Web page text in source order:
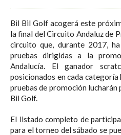
Bil Bil Golf acogerá este
la final del Circuito Andaluz de
circuito que, durante 2017,
pruebas dirigidas a la
Andalucía. El ganador
posicionados en cada categoría
pruebas de promoción
Bil Golf.
El listado completo de
para el torneo del sábado se